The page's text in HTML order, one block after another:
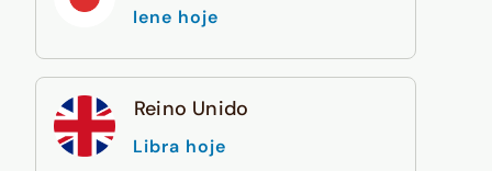
Iene hoje
Reino Unido
Libra hoje